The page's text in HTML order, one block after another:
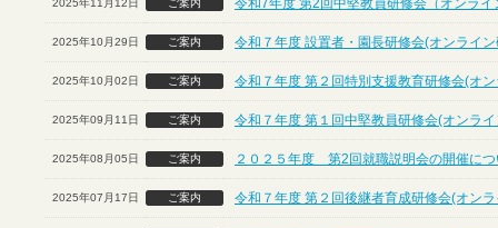
2025年11月12日 ご案内 令和7年度 第2回中堅教員研修会（オンライ
2025年10月29日 ご案内 令和７年度 設置者・園長研修会(オンライ
2025年10月02日 ご案内 令和７年度 第２回特別支援教育研修会(オ
2025年09月11日 ご案内 令和７年度 第１回中堅教員研修会(オンラ
2025年08月05日 ご案内 ２０２５年度 第2回就職説明会の開催につ
2025年07月17日 ご案内 令和７年度 第２回後継者育成研修会(オン